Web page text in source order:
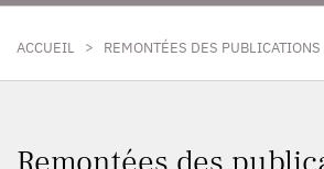
ACCUEIL > REMONTÉES DES PUBLICATIONS